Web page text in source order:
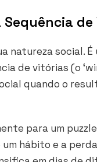
natureza social.
de vitórias (o
quando o
para um
hábito e a